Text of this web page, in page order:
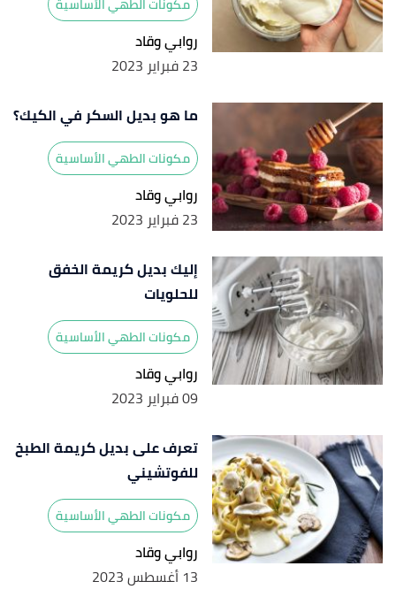
مكونات الطهي الأساسية
روابي وقاد
23 فبراير 2023
ما هو بديل السكر في الكيك؟
مكونات الطهي الأساسية
روابي وقاد
23 فبراير 2023
إليك بديل كريمة الخفق
للحلويات
مكونات الطهي الأساسية
روابي وقاد
09 فبراير 2023
تعرف على بديل كريمة الطبخ
للفوتشيني
مكونات الطهي الأساسية
روابي وقاد
13 أغسطس 2023